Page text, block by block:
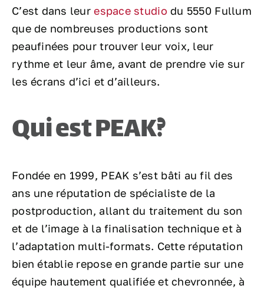
C’est dans leurespace studio du 5550 Fullum
que de nombreuses productions sont
peaufinées pour trouver leur voix, leur
rythme et leur âme, avant de prendre vie sur
les écrans d’ici et d’ailleurs.
Qui est PEAK?
Fondée en 1999, PEAK s’est bâti au fil des
ans une réputation de spécialiste de la
postproduction, allant du traitement du son
et de l’image à la finalisation technique et à
l’adaptation multi-formats. Cette réputation
bien établie repose en grande partie sur une
équipe hautement qualifiée et chevronnée, à